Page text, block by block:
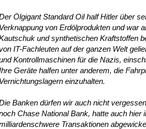
Ölgigant Standard Oil half Hitler über
Verknappung von Erdölprodukten und war
und synthetischen Kraftstoffen
von IT-Fachleuten auf der ganzen Welt
Kontrollmaschinen für die Nazis,
Geräte halfen unter anderem, die
Vernichtungslagern einzuhalten.
Banken dürfen wir auch nicht
Chase National Bank, hatte auch hier
Transaktionen